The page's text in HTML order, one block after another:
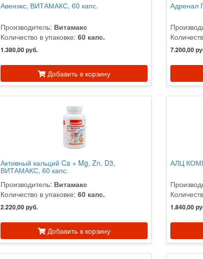
Авенэкс, ВИТАМАКС, 60 капс.
Производитель: Витамакс
Количество в упаковке: 60 капс.
1.380,00 руб.
Добавить в корзину
Адренал
7.200,00
Активный кальций Ca + Mg, Zn, D3,
ВИТАМАКС, 60 капс.
Производитель: Витамакс
Количество в упаковке: 60 капс.
2.220,00 руб.
Добавить в корзину
АЛЦ
1.840,00